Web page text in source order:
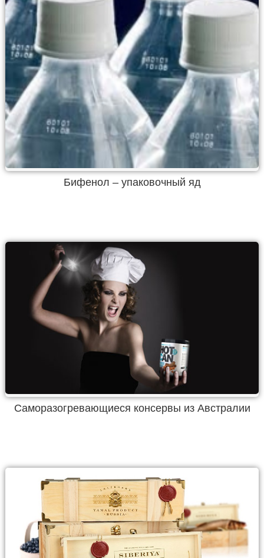
Бифенол – упаковочный яд
Саморазогревающиеся консервы из Австралии